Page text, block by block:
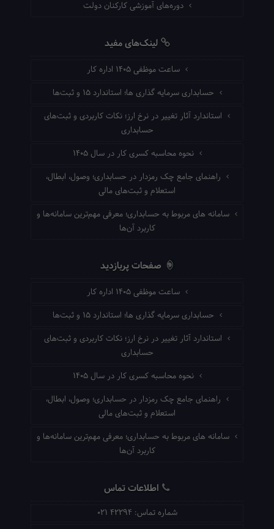
دوره‌های آموزشی کارکنان دولت
لینک‌های مفید
ساعت موظفی ۱۴۰۵ اداره کار
حسابداری سرمایه گذاری ها؛ استاندارد ۱۵ و ثبت‌ها
استاندارد آثار تغییر در نرخ ارز؛ نکات کاربردی و ثبت‌های
حسابداری
نحوه محاسبه کسری کار در سال ۱۴۰۵
راهنمای جامع چک رمزدار در حسابداری؛ وصول، ابطال،
استعلام و ثبت‌های مالی
سامانه های مربوط به حسابداری؛ معرفی مهم‌ترین سامانه‌ها و
کاربرد آن‌ها
صفحات پربازدید
ساعت موظفی ۱۴۰۵ اداره کار
حسابداری سرمایه گذاری ها؛ استاندارد ۱۵ و ثبت‌ها
استاندارد آثار تغییر در نرخ ارز؛ نکات کاربردی و ثبت‌های
حسابداری
نحوه محاسبه کسری کار در سال ۱۴۰۵
راهنمای جامع چک رمزدار در حسابداری؛ وصول، ابطال،
استعلام و ثبت‌های مالی
سامانه های مربوط به حسابداری؛ معرفی مهم‌ترین سامانه‌ها و
کاربرد آن‌ها
اطلاعات تماس
شماره تماس: 021 42294